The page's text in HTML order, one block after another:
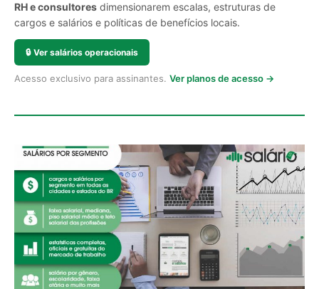
RH e consultores dimensionarem escalas, estruturas de
cargos e salários e políticas de benefícios locais.
🔒 Ver salários operacionais
Acesso exclusivo para assinantes. Ver planos de acesso →